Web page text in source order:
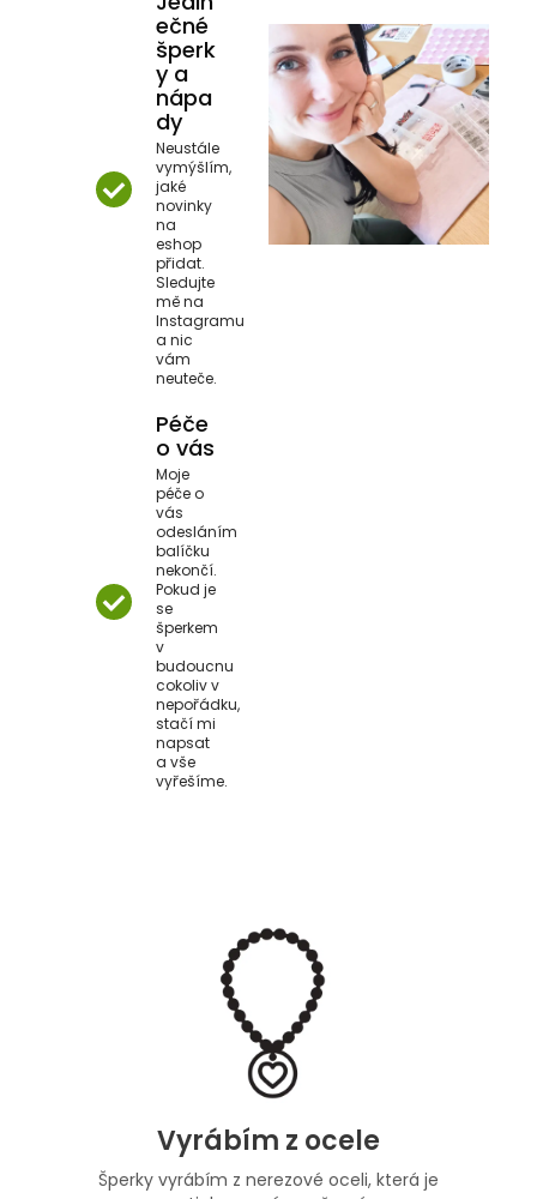
ečné
šperk
y a
nápa
dy
Neustále
vymýšlím,
jaké
novinky
na
eshop
přidat.
Sledujte
mě na
Instagramu
a nic
vám
neuteče.
Péče
o vás
Moje
péče o
vás
odesláním
balíčku
nekončí.
Pokud je
se
šperkem
v
budoucnu
cokoliv v
nepořádku,
stačí mi
napsat
a vše
vyřešíme.
Vyrábím z ocele
Šperky vyrábím z nerezové oceli, která je